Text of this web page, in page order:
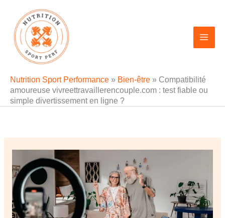
contenu
Nutrition Sport Performance » Bien-être » Compatibilité
amoureuse vivreettravaillerencouple.com : test fiable ou
simple divertissement en ligne ?